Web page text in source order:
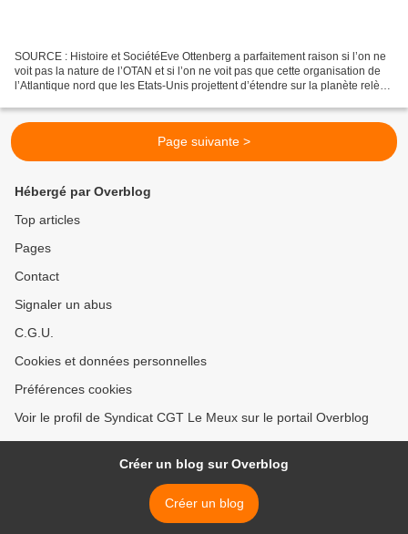
SOURCE : Histoire et SociétéEve Ottenberg a parfaitement raison si l’on ne
voit pas la nature de l’OTAN et si l’on ne voit pas que cette organisation de
l’Atlantique nord que les Etats-Unis projettent d’étendre sur la planète relève
Page suivante >
Hébergé par Overblog
Top articles
Pages
Contact
Signaler un abus
C.G.U.
Cookies et données personnelles
Préférences cookies
Voir le profil de Syndicat CGT Le Meux sur le portail Overblog
Créer un blog sur Overblog
Créer un blog